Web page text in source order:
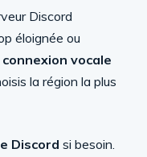
Discord
éloignée ou
connexion vocale
la région la plus
Discord si besoin.